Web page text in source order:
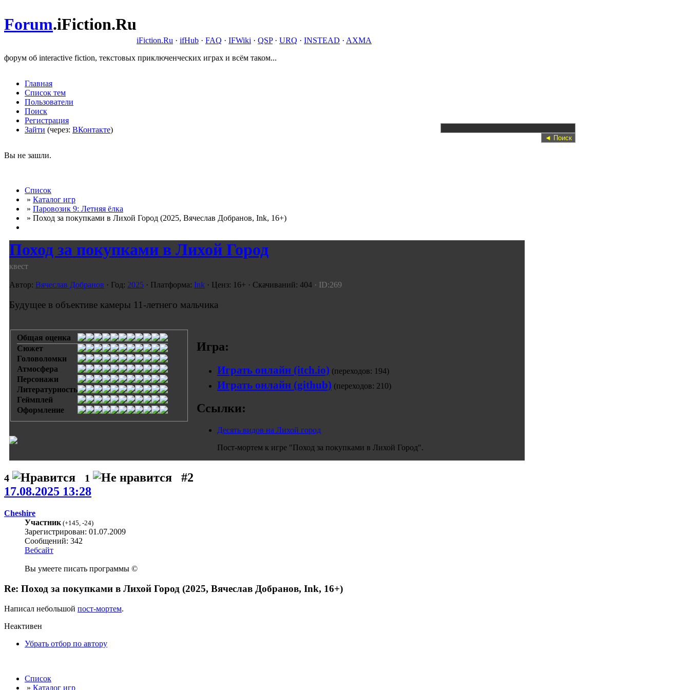
Forum.iFiction.Ru
iFiction.Ru · ifHub · FAQ · IFWiki · QSP· URQ · INSTEAD · AXMA
форум об interactive fiction, текстовых приключенческих играх и всём таком...
Главная
Список тем
Пользователи
Поиск
Регистрация
Зайти (через: ВКонтакте)
Вы не зашли.
Список
» Каталог игр
» Паровозик 9: Летняя ёлка
» Поход за покупками в Лихой Город (2025, Вячеслав Добранов, Ink, 16+)
Поход за покупками в Лихой Город
квест
Автор: Вячеслав Добранов · Год: 2025 · Платформа: Ink · Ценз: 16+ · Скачиваний: 404 · ID:269
Будущее в объективе камеры 11-летнего мальчика
Общая оценка
Сюжет
Головоломки
Атмосфера
Персонажи
Литературность
Геймплей
Оформление
Игра:
Играть онлайн (itch.io) (переходов: 194)
Играть онлайн (github) (переходов: 210)
Ссылки:
Десять видов на Лихой город
Пост-мортем к игре "Поход за покупками в Лихой Город".
4 1
#2
17.08.2025 13:28
Cheshire
Участник(+145, -24)
Зарегистрирован: 01.07.2009
Сообщений: 342
Вебсайт
Вы умеете писать программы ©
Re: Поход за покупками в Лихой Город (2025, Вячеслав Добранов, Ink, 16+)
Написал небольшой пост-мортем.
Неактивен
Убрать отбор по автору
Список
» Каталог игр